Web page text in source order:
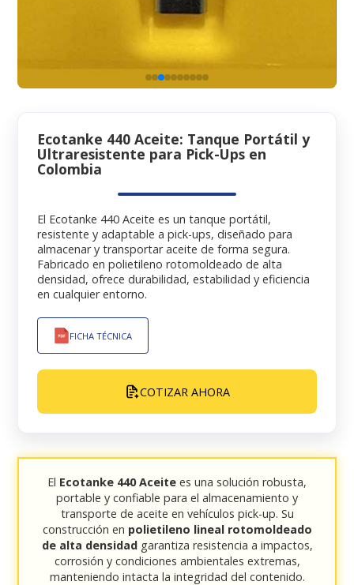
Ecotanke 440 Aceite: Tanque Portátil y
Ultraresistente para Pick-Ups en
Colombia
El Ecotanke 440 Aceite es un tanque portátil,
resistente y adaptable a pick-ups, diseñado para
almacenar y transportar aceite de forma segura.
Fabricado en polietileno rotomoldeado de alta
densidad, ofrece durabilidad, estabilidad y eficiencia
en cualquier entorno.
FICHA TÉCNICA
COTIZAR AHORA
El Ecotanke 440 Aceite es una solución robusta,
portable y confiable para el almacenamiento y
transporte de aceite en vehículos pick-up. Su
construcción en polietileno lineal rotomoldeado
de alta densidadgarantiza resistencia a impactos,
corrosión y condiciones ambientales extremas,
manteniendo intacta la integridad del contenido.